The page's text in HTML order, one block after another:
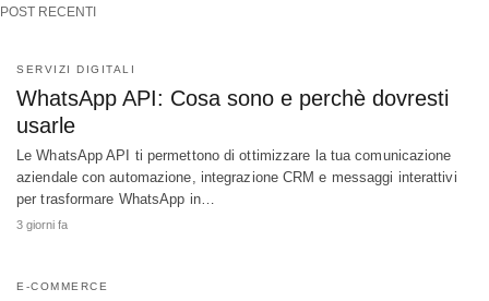
POST RECENTI
SERVIZI DIGITALI
WhatsApp API: Cosa sono e perchè dovresti
usarle
Le WhatsApp API ti permettono di ottimizzare la tua comunicazione
aziendale con automazione, integrazione CRM e messaggi interattivi
per trasformare WhatsApp in…
3 giorni fa
E-COMMERCE